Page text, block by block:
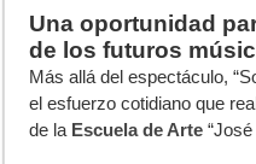
Una oportunidad
de los futuros
Más allá del espectáculo,
el esfuerzo cotidiano que
de la Escuela de Arte “José